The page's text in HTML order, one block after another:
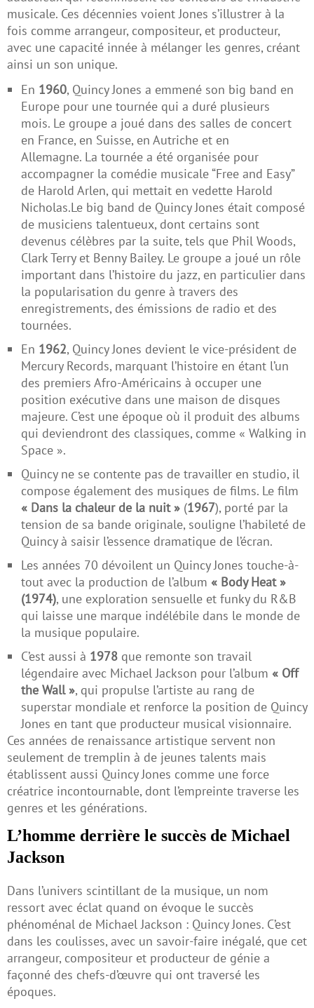
musicale. Ces décennies voient Jones s’illustrer à la
fois comme arrangeur, compositeur, et producteur,
avec une capacité innée à mélanger les genres, créant
ainsi un son unique.
En 1960, Quincy Jones a emmené son big band en
Europe pour une tournée qui a duré plusieurs
mois. Le groupe a joué dans des salles de concert
en France, en Suisse, en Autriche et en
Allemagne. La tournée a été organisée pour
accompagner la comédie musicale “Free and Easy”
de Harold Arlen, qui mettait en vedette Harold
Nicholas.Le big band de Quincy Jones était composé
de musiciens talentueux, dont certains sont
devenus célèbres par la suite, tels que Phil Woods,
Clark Terry et Benny Bailey. Le groupe a joué un rôle
important dans l’histoire du jazz, en particulier dans
la popularisation du genre à travers des
enregistrements, des émissions de radio et des
tournées.
En 1962, Quincy Jones devient le vice-président de
Mercury Records, marquant l’histoire en étant l’un
des premiers Afro-Américains à occuper une
position exécutive dans une maison de disques
majeure. C’est une époque où il produit des albums
qui deviendront des classiques, comme « Walking in
Space ».
Quincy ne se contente pas de travailler en studio, il
compose également des musiques de films. Le film
« Dans la chaleur de la nuit » (1967), porté par la
tension de sa bande originale, souligne l’habileté de
Quincy à saisir l’essence dramatique de l’écran.
Les années 70 dévoilent un Quincy Jones touche-à-
tout avec la production de l’album « Body Heat »
(1974), une exploration sensuelle et funky du R&B
qui laisse une marque indélébile dans le monde de
la musique populaire.
C’est aussi à 1978 que remonte son travail
légendaire avec Michael Jackson pour l’album « Off
the Wall », qui propulse l’artiste au rang de
superstar mondiale et renforce la position de Quincy
Jones en tant que producteur musical visionnaire.
Ces années de renaissance artistique servent non
seulement de tremplin à de jeunes talents mais
établissent aussi Quincy Jones comme une force
créatrice incontournable, dont l’empreinte traverse les
genres et les générations.
L’homme derrière le succès de Michael
Jackson
Dans l’univers scintillant de la musique, un nom
ressort avec éclat quand on évoque le succès
phénoménal de Michael Jackson : Quincy Jones. C’est
dans les coulisses, avec un savoir-faire inégalé, que cet
arrangeur, compositeur et producteur de génie a
façonné des chefs-d’œuvre qui ont traversé les
époques.